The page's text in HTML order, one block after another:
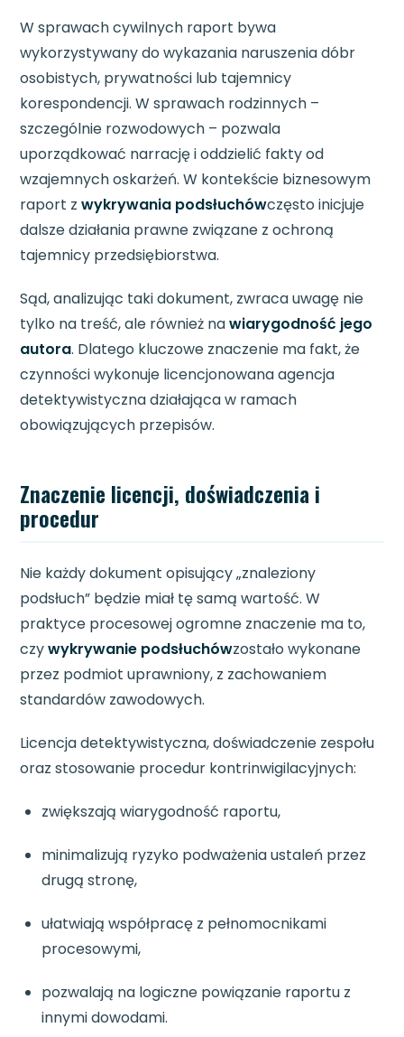
W sprawach cywilnych raport bywa
wykorzystywany do wykazania naruszenia dóbr
osobistych, prywatności lub tajemnicy
korespondencji. W sprawach rodzinnych –
szczególnie rozwodowych – pozwala
uporządkować narrację i oddzielić fakty od
wzajemnych oskarżeń. W kontekście biznesowym
raport zwykrywania podsłuchówczęsto inicjuje
dalsze działania prawne związane z ochroną
tajemnicy przedsiębiorstwa.
Sąd, analizując taki dokument, zwraca uwagę nie
tylko na treść, ale również nawiarygodność jego
autora. Dlatego kluczowe znaczenie ma fakt, że
czynności wykonuje licencjonowana agencja
detektywistyczna działająca w ramach
obowiązujących przepisów.
Znaczenie licencji, doświadczenia i
procedur
Nie każdy dokument opisujący „znaleziony
podsłuch” będzie miał tę samą wartość. W
praktyce procesowej ogromne znaczenie ma to,
czywykrywanie podsłuchówzostało wykonane
przez podmiot uprawniony, z zachowaniem
standardów zawodowych.
Licencja detektywistyczna, doświadczenie zespołu
oraz stosowanie procedur kontrinwigilacyjnych:
zwiększają wiarygodność raportu,
minimalizują ryzyko podważenia ustaleń przez
drugą stronę,
ułatwiają współpracę z pełnomocnikami
procesowymi,
pozwalają na logiczne powiązanie raportu z
innymi dowodami.